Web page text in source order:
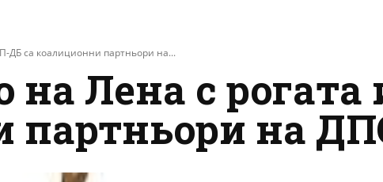
ДБ са коалиционни партньори на...
на Лена с
партньори на